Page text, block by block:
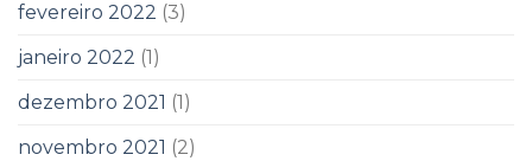
fevereiro 2022 (3)
janeiro 2022 (1)
dezembro 2021 (1)
novembro 2021 (2)